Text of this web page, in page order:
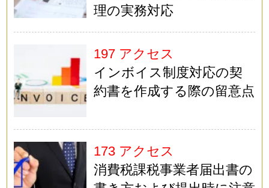
理の実務対応
197 アクセス
インボイス制度対応の契
約書を作成する際の留意点
173 アクセス
消費税課税事業者届出書の